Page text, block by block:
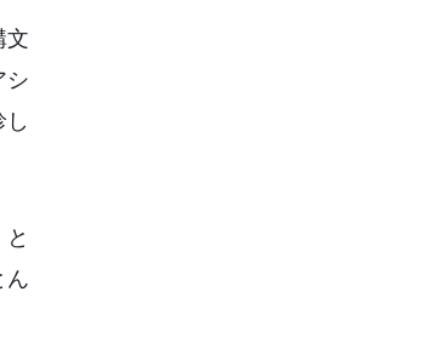
文
シ
ん